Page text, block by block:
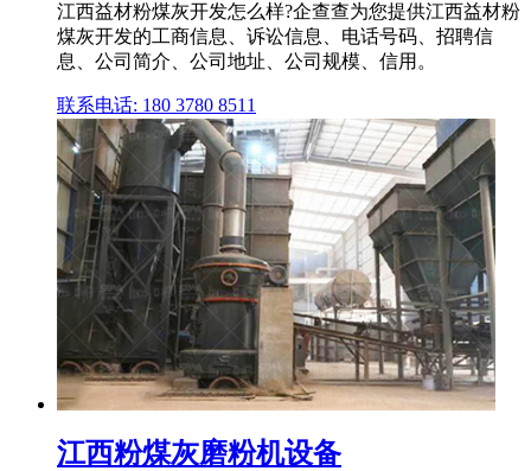
江西益材粉煤灰开发怎么样?企查查为您提供江西益材粉
煤灰开发的工商信息、诉讼信息、电话号码、招聘信
息、公司简介、公司地址、公司规模、信用。
联系电话: 180 3780 8511
江西粉煤灰磨粉机设备